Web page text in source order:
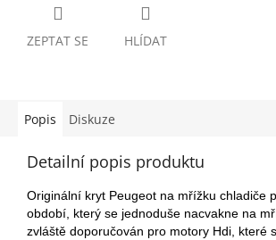
ZEPTAT SE HLÍDAT
Popis Diskuze
Detailní popis produktu
Originální kryt Peugeot na mřížku chladiče
období, který se jednoduše nacvakne na
zvláště doporučován pro motory Hdi, které